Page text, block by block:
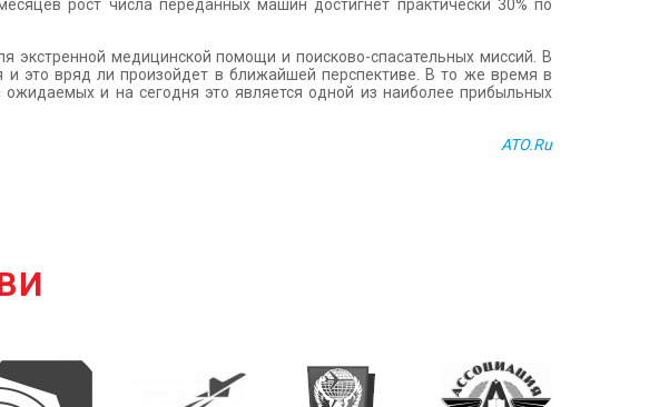
рост числа переданных машин достигнет практически 30% по
экстренной медицинской помощи и поисково-спасательных миссий. В
это вряд ли произойдет в ближайшей перспективе. В то же время в
и на сегодня это является одной из наиболее прибыльных
ATO.Ru